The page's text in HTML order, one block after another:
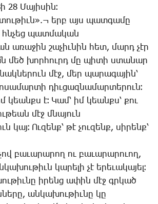
28 ­Մա­յի­սին։
երբ այս պատ­գա­մը
պատ­մա­կան
ա­ռա­ջին շա­չիւ­նին հետ, մարդ չէր
մեծ խոր­հուրդ մը պի­տի ստա­նար
մէջ, մեր պա­րա­գա­յին՝
դիւ­ցազ­նա­մար­տե­րուն։
կեանքս է։ ­Կամ՝ իմ կեանքս՝ քու
մէջ մնա­յուն
կայ։ Ու­զենք՝ թէ չու­զենք, սի­րենք՝
բա­ւա­րա­րող ու բա­ւա­րա­րո­ւող,
կա­րե­լի չէ ե­րե­ւա­կա­յել։
ի­րենց ա­փին մէջ գրկած
ան­կա­խու­թիւ­նը կը